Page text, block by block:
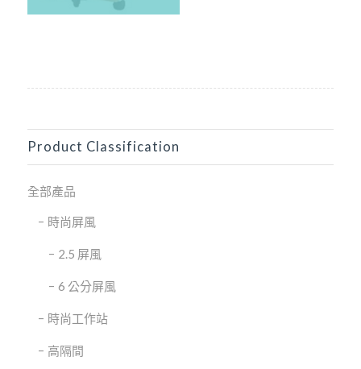
Product Classification
全部產品
時尚屏風
2.5 屏風
6 公分屏風
時尚工作站
高隔間